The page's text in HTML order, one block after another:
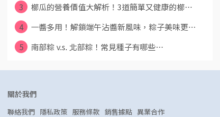
3
櫛瓜的營養價值大解析！3道簡單又健康的櫛⋯
4
一醬多用！解鎖端午沾醬新風味，粽子美味更⋯
5
南部粽 v.s. 北部粽！常見種子有哪些⋯
關於我們
聯絡我們 隱私政策 服務條款 銷售據點 異業合作